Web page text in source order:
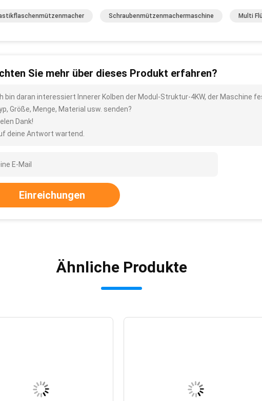
Schraubenmützenmachermaschine Multi
Sie mehr über dieses Produkt erfahren?
bin daran interessiert Innerer Kolben der Modul-Struktur-4KW, der Maschine
Größe, Menge, Material usw. senden?
Dank!
deine Antwort wartend.
Einreichungen
Ähnliche Produkte